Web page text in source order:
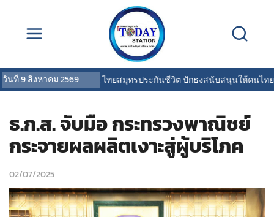
วันที่9 สิงหาคม 2569
OCEAN LIFE ไทยสมุทรประกันชีวิต ปักธงสนับสนุนให้คนไทย
ธ.ก.ส. จับมือ กระทรวงพาณิชย์
กระจายผลผลิตเงาะสู่ผู้บริโภค
02/07/2025